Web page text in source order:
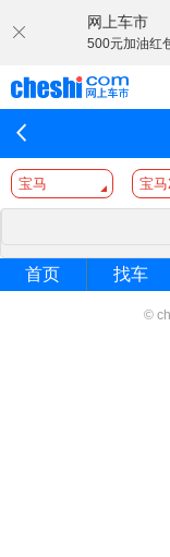
网上车市
500元加油红
宝马 宝
首页 找车
©